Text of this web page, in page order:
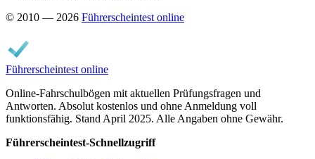
© 2010 — 2026 Führerscheintest online
Führerscheintest online
Online-Fahrschulbögen mit aktuellen Prüfungsfragen und
Antworten. Absolut kostenlos und ohne Anmeldung voll
funktionsfähig. Stand April 2025. Alle Angaben ohne Gewähr.
Führerscheintest-Schnellzugriff